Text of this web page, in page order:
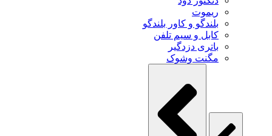
ریموت
بلندگو و کاور بلندگو
کابل و سیم تلفن
باتری دزدگیر
مگنت وشوک